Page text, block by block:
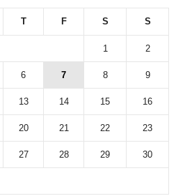
T F S S
1 2
6 7 8 9
13 14 15 16
20 21 22 23
27 28 29 30